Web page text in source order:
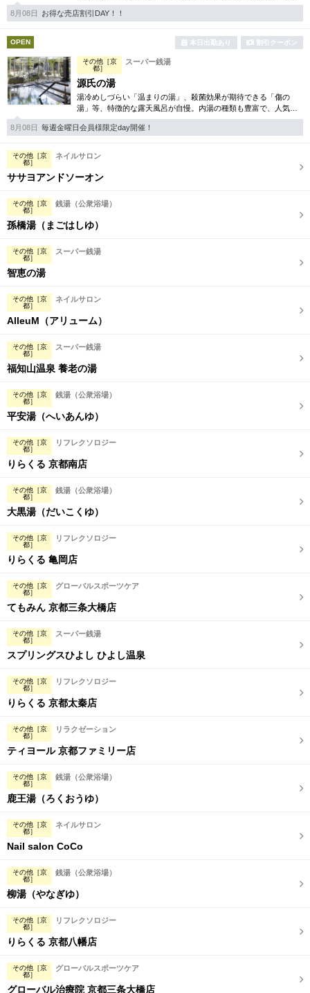
呂は日本を感じて頂けます。サウナも完備され心も身体もリフレ
ッシュ！
8月08日 お得な売店割引DAY！！
OPEN 本日出勤あり 割引クーポン
その他［京
都］
スーパー銭湯
源氏の湯
湯冷めしづらい「温まりの湯」、殺菌効果が期待できる「傷の
湯」等、特徴的な露天風呂が自慢。内湯の種類も豊富で、人気の
ロウリュサウナも完備しています。朝風呂が開始されるので、朝
活にももってこいの温泉。
8月08日 毎週金曜日会員様限定day開催！
その他［京
都］
ネイルサロン
ササヨアンドソーオン
その他［京
都］
銭湯（公衆浴場）
孫橋湯（まごはしゆ）
その他［京
都］
スーパー銭湯
智恵の湯
その他［京
都］
ネイルサロン
AlleuM（アリューム）
その他［京
都］
スーパー銭湯
福知山温泉 養老の湯
その他［京
都］
銭湯（公衆浴場）
平安湯（へいあんゆ）
その他［京
都］
リフレクソロジー
りらくる 京都南店
その他［京
都］
銭湯（公衆浴場）
大黒湯（だいこくゆ）
その他［京
都］
リフレクソロジー
りらくる 亀岡店
その他［京
都］
グローバルスポーツケア
てもみん 京都三条大橋店
その他［京
都］
スーパー銭湯
スプリングスひよし ひよし温泉
その他［京
都］
リフレクソロジー
りらくる 京都太秦店
その他［京
都］
リラクゼーション
ティヨール 京都ファミリー店
その他［京
都］
銭湯（公衆浴場）
鹿王湯（ろくおうゆ）
その他［京
都］
ネイルサロン
Nail salon CoCo
その他［京
都］
銭湯（公衆浴場）
柳湯（やなぎゆ）
その他［京
都］
リフレクソロジー
りらくる 京都八幡店
その他［京
都］
グローバルスポーツケア
グローバル治療院 京都三条大橋店